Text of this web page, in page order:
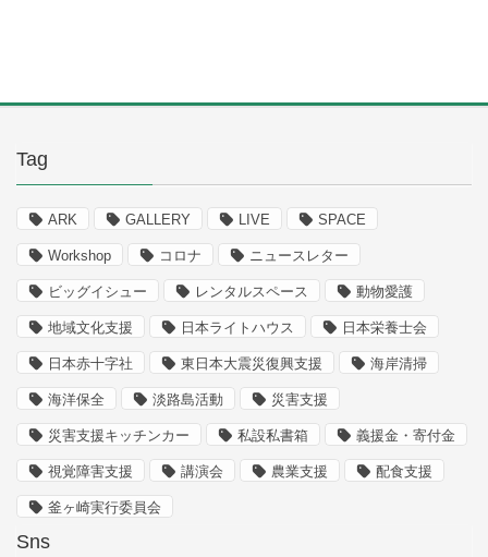
Tag
ARK GALLERY LIVE SPACE
Workshop コロナ ニュースレター
ビッグイシュー レンタルスペース 動物愛護
地域文化支援 日本ライトハウス 日本栄養士会
日本赤十字社 東日本大震災復興支援 海岸清掃
海洋保全 淡路島活動 災害支援
災害支援キッチンカー 私設私書箱 義援金・寄付金
視覚障害支援 講演会 農業支援 配食支援
釜ヶ崎実行委員会
Sns